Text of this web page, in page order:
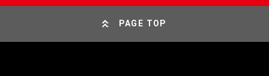
PAGE TOP